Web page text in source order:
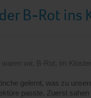
B-Rot ins
wir, B-Rot, im
gelernt, was zu
passte. Zuerst